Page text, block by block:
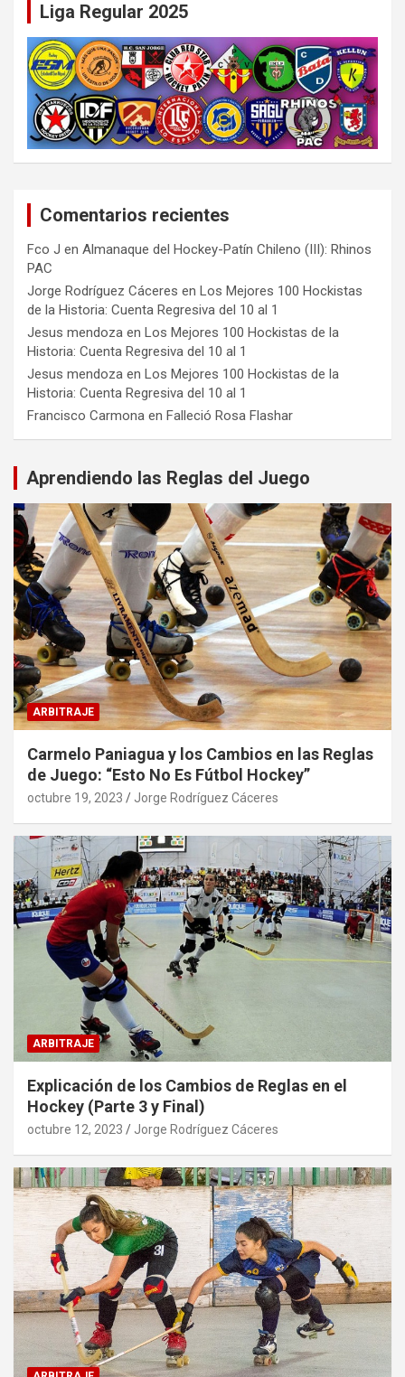
Liga Regular 2025
Comentarios recientes
Fco J en Almanaque del Hockey-Patín Chileno (III): Rhinos
PAC
Jorge Rodríguez Cáceres en Los Mejores 100 Hockistas
de la Historia: Cuenta Regresiva del 10 al 1
Jesus mendoza en Los Mejores 100 Hockistas de la
Historia: Cuenta Regresiva del 10 al 1
Jesus mendoza en Los Mejores 100 Hockistas de la
Historia: Cuenta Regresiva del 10 al 1
Francisco Carmona en Falleció Rosa Flashar
Aprendiendo las Reglas del Juego
ARBITRAJE
Carmelo Paniagua y los Cambios en las Reglas
de Juego: “Esto No Es Fútbol Hockey”
octubre 19, 2023 Jorge Rodríguez Cáceres
ARBITRAJE
Explicación de los Cambios de Reglas en el
Hockey (Parte 3 y Final)
octubre 12, 2023 Jorge Rodríguez Cáceres